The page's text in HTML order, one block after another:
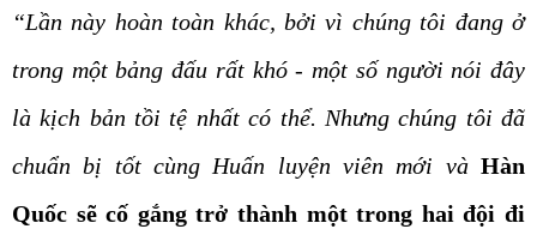
“Lần này hoàn toàn khác, bởi vì chúng tôi đang ở
trong một bảng đấu rất khó - một số người nói đây
là kịch bản tồi tệ nhất có thể. Nhưng chúng tôi đã
chuẩn bị tốt cùng Huấn luyện viên mới và Hàn
Quốc sẽ cố gắng trở thành một trong hai đội đi